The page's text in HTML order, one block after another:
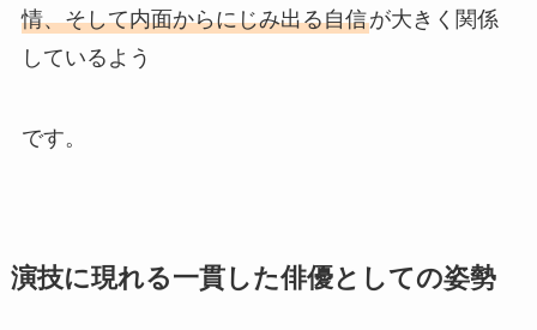
情、そして内面からにじみ出る自信が大きく関係
しているよう
です。
演技に現れる一貫した俳優としての姿勢